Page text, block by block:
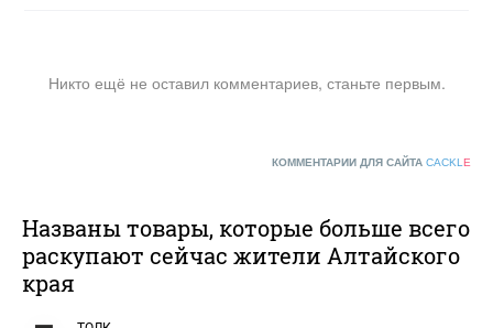
Никто ещё не оставил комментариев, станьте первым.
КОММЕНТАРИИ ДЛЯ САЙТА CACKL E
Названы товары, которые больше всего
раскупают сейчас жители Алтайского
края